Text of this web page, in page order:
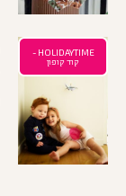
HOLIDAYTIME -
קוד קופון